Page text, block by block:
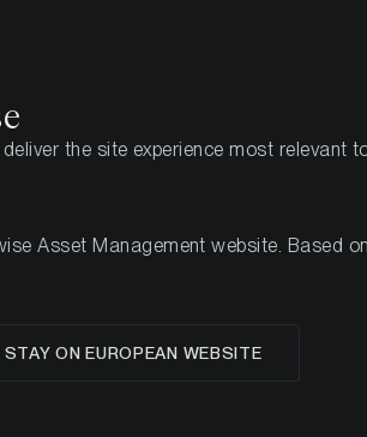
Una
the site experience most relevant
Asset Management website. Based
STAY ON EUROPEAN WEBSITE